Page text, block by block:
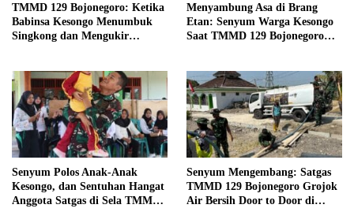
TMMD 129 Bojonegoro: Ketika
Babinsa Kesongo Menumbuk
Singkong dan Mengukir
Menyambung Asa di Brang
Etan: Senyum Warga Kesongo
Saat TMMD 129 Bojonegoro
Senyum Polos Anak-Anak
Kesongo, dan Sentuhan Hangat
Anggota Satgas di Sela TMMD
Senyum Mengembang: Satgas
TMMD 129 Bojonegoro Grojok
Air Bersih Door to Door di